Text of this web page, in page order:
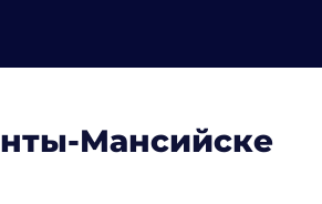
Мансийске